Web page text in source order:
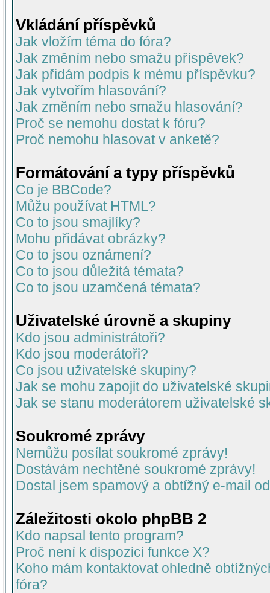
Vkládání příspěvků
Jak vložím téma do fóra?
Jak změním nebo smažu příspěvek?
Jak přidám podpis k mému příspěvku?
Jak vytvořím hlasování?
Jak změním nebo smažu hlasování?
Proč se nemohu dostat k fóru?
Proč nemohu hlasovat v anketě?
Formátování a typy příspěvků
Co je BBCode?
Můžu používat HTML?
Co to jsou smajlíky?
Mohu přidávat obrázky?
Co to jsou oznámení?
Co to jsou důležitá témata?
Co to jsou uzamčená témata?
Uživatelské úrovně a skupiny
Kdo jsou administrátoři?
Kdo jsou moderátoři?
Co jsou uživatelské skupiny?
Jak se mohu zapojit do uživatelské
Jak se stanu moderátorem uživatelské
Soukromé zprávy
Nemůžu posílat soukromé zprávy!
Dostávám nechtěné soukromé zprávy!
Dostal jsem spamový a obtížný e-mail
Záležitosti okolo phpBB 2
Kdo napsal tento program?
Proč není k dispozici funkce X?
Koho mám kontaktovat ohledně
fóra?